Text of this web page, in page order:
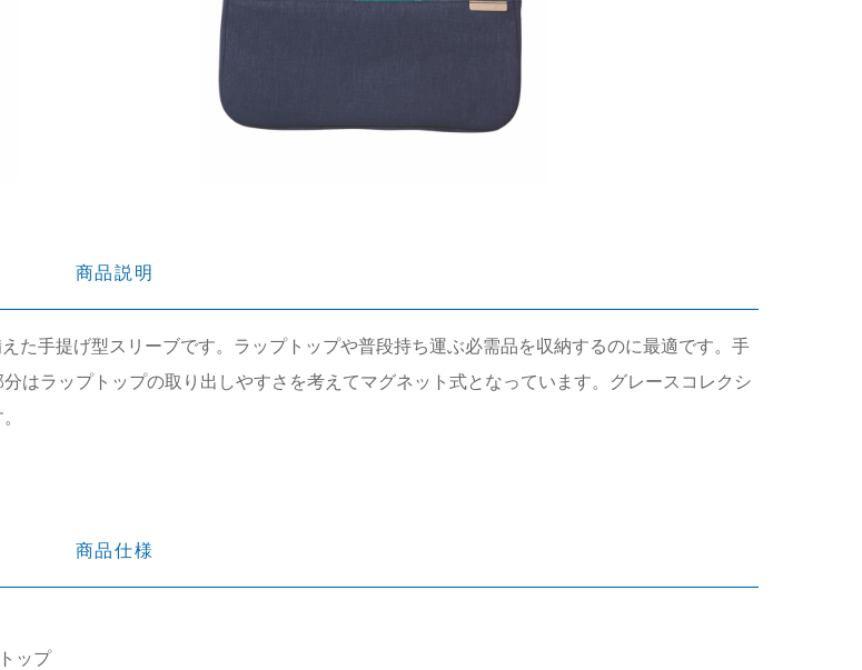
商品説明
手提げ型スリーブです。ラップトップや普段持ち運ぶ必需品を収納するのに最適です。手
はラップトップの取り出しやすさを考えてマグネット式となっています。グレースコレクシ
商品仕様
ップ